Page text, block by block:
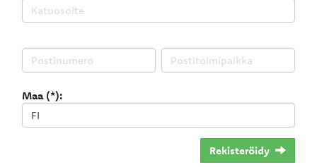
Maa (*):
Rekisteröidy